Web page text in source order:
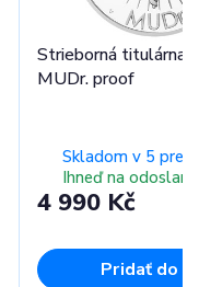
Strieborná titulárna
MUDr. proof
Skladom v 5
Ihneď na
4 990 Kč
Pridať do